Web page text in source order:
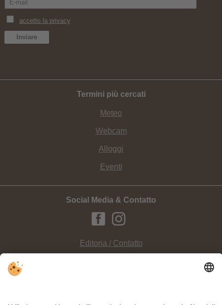
Termini più cercati
Meteo
Webcam
Alloggi
Eventi
Social Media & Contatto
Editoria / Contatto